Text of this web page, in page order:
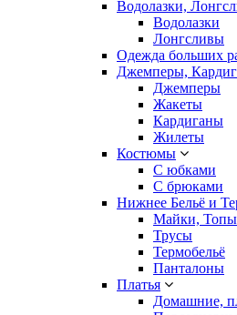
Водолазки,
Водолазки
Лонгсливы
Одежда больших
Джемперы,
Джемперы
Жакеты
Кардиганы
Жилеты
Костюмы
С юбками
С брюками
Нижнее Бельё и
Майки, Топы
Трусы
Термобельё
Панталоны
Платья
Домашние,